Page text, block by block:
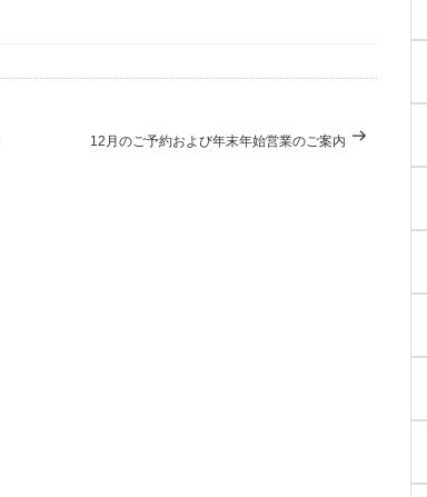
次
12月のご予約および年末年始営業のご案内